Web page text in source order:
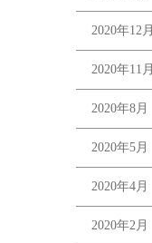
2020年12月
2020年11月
2020年8月
2020年5月
2020年4月
2020年2月